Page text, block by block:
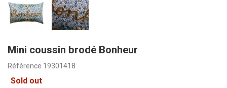
Mini coussin brodé Bonheur
Référence 19301418
Sold out